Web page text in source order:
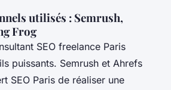
utilisés : Semrush,
Frog
SEO freelance Paris
puissants. Semrush et Ahrefs
SEO Paris de réaliser une